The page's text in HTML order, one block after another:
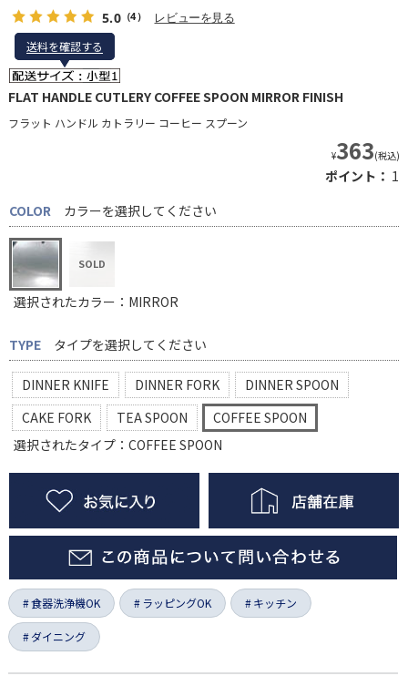
5.0（4） レビューを見る
送料を確認する
送料を確認する
FLAT HANDLE CUTLERY COFFEE SPOON MIRROR FINISH
フラット ハンドル カトラリー コーヒー スプーン
¥363(税込)
ポイント： 1
COLOR
カラーを選択してください
選択されたカラー：MIRROR
TYPE タイプを選択してください
DINNER KNIFE DINNER FORK
DINNER SPOON
CAKE FORK
TEA SPOON
COFFEE SPOON
選択されたタイプ：COFFEE SPOON
食器洗浄機OK ラッピングOK キッチン
ダイニング